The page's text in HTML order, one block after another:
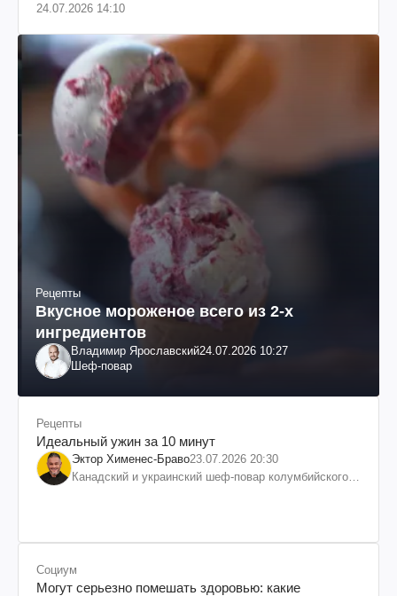
24.07.2026 14:10
Рецепты
Вкусное мороженое всего из 2-х
ингредиентов
Владимир Ярославский24.07.2026 10:27
Шеф-повар
Рецепты
Идеальный ужин за 10 минут
Эктор Хименес-Браво23.07.2026 20:30
Канадский и украинский шеф-повар колумбийского
Социум
Могут серьезно помешать здоровью: какие